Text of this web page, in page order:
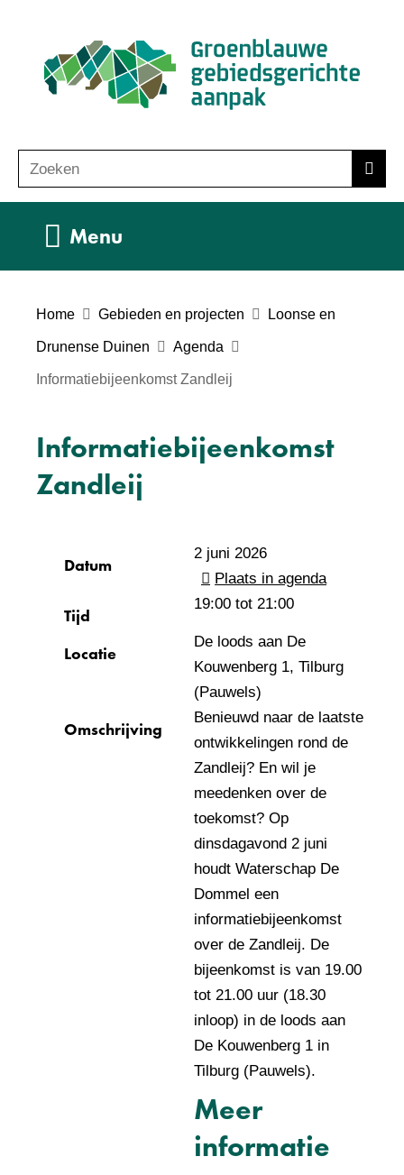
naar
de
inhoud
o
e
Zoeken
Menu
Home Gebieden en projecten Loonse en
Drunense Duinen Agenda
Informatiebijeenkomst Zandleij
Informatiebijeenkomst
Zandleij
Datum
2 juni 2026
Plaats in agenda
Tijd
19:00 tot 21:00
Locatie
De loods aan De
Kouwenberg 1, Tilburg
(Pauwels)
Omschrijving
Benieuwd naar de laatste
ontwikkelingen rond de
Zandleij? En wil je
meedenken over de
toekomst? Op
dinsdagavond 2 juni
houdt Waterschap De
Dommel een
informatiebijeenkomst
over de Zandleij. De
bijeenkomst is van 19.00
tot 21.00 uur (18.30
inloop) in de loods aan
De Kouwenberg 1 in
Tilburg (Pauwels).
Meer
informatie